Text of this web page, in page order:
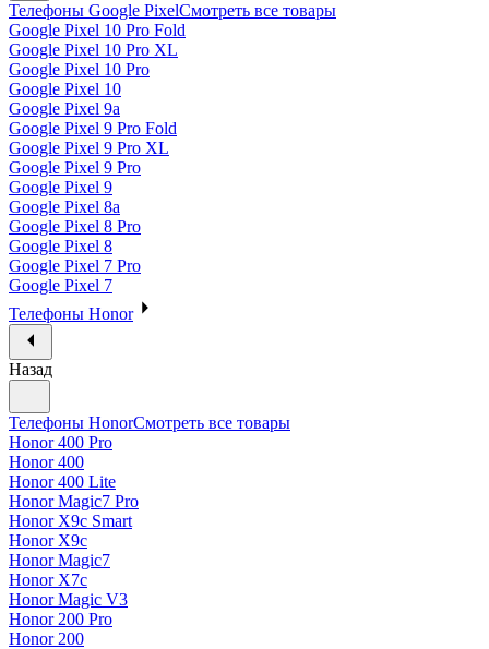
Телефоны Google PixelСмотреть все товары
Google Pixel 10 Pro Fold
Google Pixel 10 Pro XL
Google Pixel 10 Pro
Google Pixel 10
Google Pixel 9a
Google Pixel 9 Pro Fold
Google Pixel 9 Pro XL
Google Pixel 9 Pro
Google Pixel 9
Google Pixel 8a
Google Pixel 8 Pro
Google Pixel 8
Google Pixel 7 Pro
Google Pixel 7
Телефоны Honor
Назад
Телефоны HonorСмотреть все товары
Honor 400 Pro
Honor 400
Honor 400 Lite
Honor Magic7 Pro
Honor X9c Smart
Honor X9c
Honor Magic7
Honor X7c
Honor Magic V3
Honor 200 Pro
Honor 200